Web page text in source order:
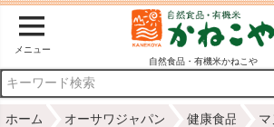
メニュー
自然食品・有機米かねこや
ホーム オーサワジャパン 健康食品